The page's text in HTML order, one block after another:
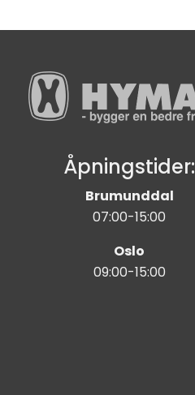
Åpningstider:
Brumunddal
07:00-15:00
Oslo
09:00-15:00